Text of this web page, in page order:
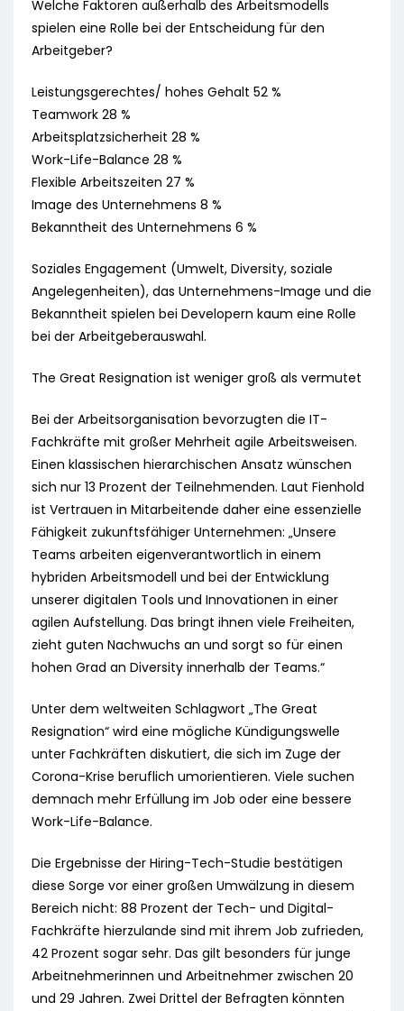
Welche Faktoren außerhalb des Arbeitsmodells
spielen eine Rolle bei der Entscheidung für den
Arbeitgeber?
Leistungsgerechtes/ hohes Gehalt 52 %
Teamwork 28 %
Arbeitsplatzsicherheit 28 %
Work-Life-Balance 28 %
Flexible Arbeitszeiten 27 %
Image des Unternehmens 8 %
Bekanntheit des Unternehmens 6 %
Soziales Engagement (Umwelt, Diversity, soziale
Angelegenheiten), das Unternehmens-Image und die
Bekanntheit spielen bei Developern kaum eine Rolle
bei der Arbeitgeberauswahl.
The Great Resignation ist weniger groß als vermutet
Bei der Arbeitsorganisation bevorzugten die IT-
Fachkräfte mit großer Mehrheit agile Arbeitsweisen.
Einen klassischen hierarchischen Ansatz wünschen
sich nur 13 Prozent der Teilnehmenden. Laut Fienhold
ist Vertrauen in Mitarbeitende daher eine essenzielle
Fähigkeit zukunftsfähiger Unternehmen: „Unsere
Teams arbeiten eigenverantwortlich in einem
hybriden Arbeitsmodell und bei der Entwicklung
unserer digitalen Tools und Innovationen in einer
agilen Aufstellung. Das bringt ihnen viele Freiheiten,
zieht guten Nachwuchs an und sorgt so für einen
hohen Grad an Diversity innerhalb der Teams.“
Unter dem weltweiten Schlagwort „The Great
Resignation“ wird eine mögliche Kündigungswelle
unter Fachkräften diskutiert, die sich im Zuge der
Corona-Krise beruflich umorientieren. Viele suchen
demnach mehr Erfüllung im Job oder eine bessere
Work-Life-Balance.
Die Ergebnisse der Hiring-Tech-Studie bestätigen
diese Sorge vor einer großen Umwälzung in diesem
Bereich nicht: 88 Prozent der Tech- und Digital-
Fachkräfte hierzulande sind mit ihrem Job zufrieden,
42 Prozent sogar sehr. Das gilt besonders für junge
Arbeitnehmerinnen und Arbeitnehmer zwischen 20
und 29 Jahren. Zwei Drittel der Befragten könnten